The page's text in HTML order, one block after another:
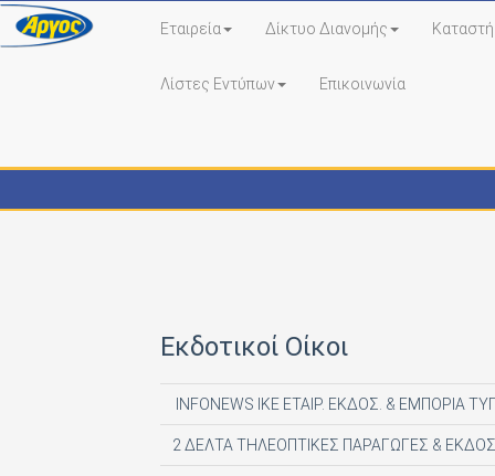
Εταιρεία Δίκτυο Διανομής
Λίστες Εντύπων Επικοινωνία
Εκδοτικοί Οίκοι
INFONEWS ΙΚΕ ΕΤΑΙΡ. ΕΚΔΟΣ. & ΕΜΠΟΡΙΑ
2 ΔΕΛΤΑ ΤΗΛΕΟΠΤΙΚΕΣ ΠΑΡΑΓΩΓΕΣ &